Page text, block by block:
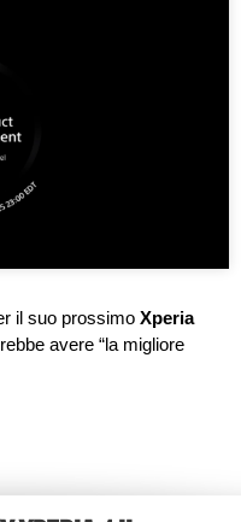
il suo prossimo Xperia
avere “la migliore